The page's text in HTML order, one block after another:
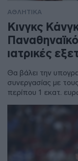
ΑΘΛΗΤΙΚΑ
Κινγκς
ιατρικές
Θα βάλει την
συνεργασίας με
περίπου 1 εκατ.